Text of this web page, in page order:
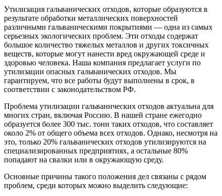
Утилизация гальванических отходов, которые образуются в
результате обработки металлических поверхностей
различными гальваническими покрытиями — одна из самых
серьезных экологических проблем. Эти отходы содержат
большое количество тяжелых металлов и других токсичных
веществ, которые могут нанести вред окружающей среде и
здоровью человека. Наша компания предлагает услуги по
утилизации опасных гальванических отходов. Мы
гарантируем, что все работы будут выполнены в срок, в
соответствии с законодательством РФ.
Проблема утилизации гальванических отходов актуальна для
многих стран, включая Россию. В нашей стране ежегодно
образуется более 300 тыс. тонн таких отходов, что составляет
около 2% от общего объема всех отходов. Однако, несмотря на
это, только 20% гальванических отходов утилизируются на
специализированных предприятиях, а остальные 80%
попадают на свалки или в окружающую среду.
Основные причины такого положения дел связаны с рядом
проблем, среди которых можно выделить следующие: